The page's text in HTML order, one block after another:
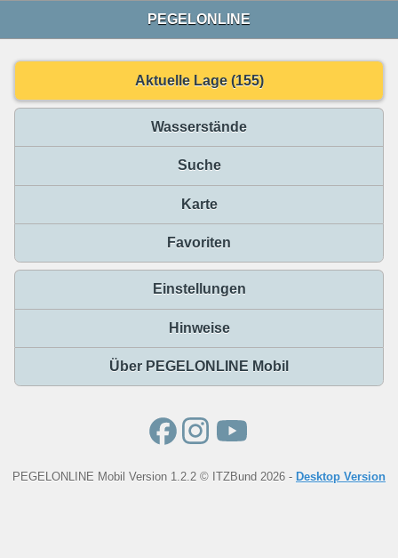
PEGELONLINE
Aktuelle Lage (155)
Wasserstände
Suche
Karte
Favoriten
Einstellungen
Hinweise
Über PEGELONLINE Mobil
PEGELONLINE Mobil Version 1.2.2 © ITZBund 2026 - Desktop Version